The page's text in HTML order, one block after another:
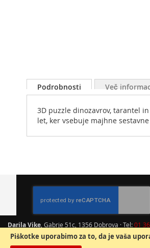
Piškotke uporabimo za to, da je vaša
to
the Podrobnosti
3D puzzle dinozavrov, tarantel
let, ker vsebuje majhne
Več
Darila Vike, Gabrje 51c, 1356 Dobrova · Tel:01